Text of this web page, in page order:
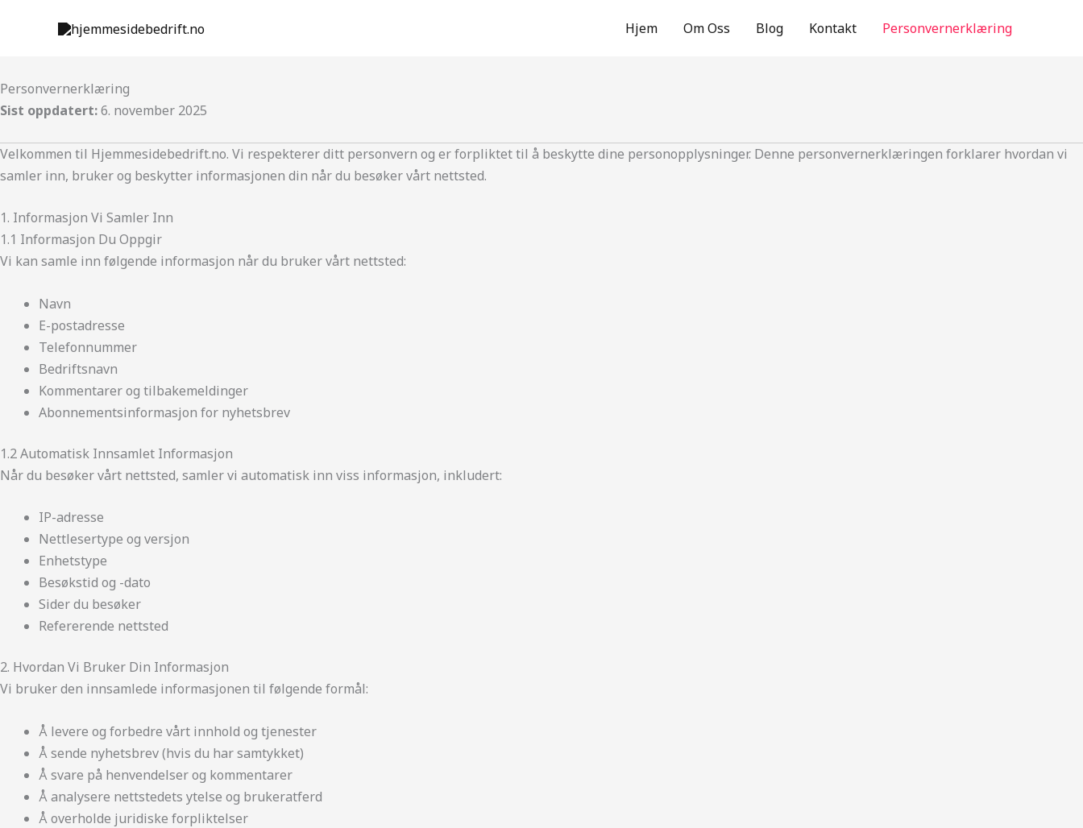
Hjem Om Oss Blog Kontakt Personvernerklæring
Personvernerklæring
Sist oppdatert:6. november 2025
Velkommen til Hjemmesidebedrift.no. Vi respekterer ditt personvern og er forpliktet til å beskytte dine personopplysninger. Denne personvernerklæringen forklarer hvordan vi
samler inn, bruker og beskytter informasjonen din når du besøker vårt nettsted.
1. Informasjon Vi Samler Inn
1.1 Informasjon Du Oppgir
Vi kan samle inn følgende informasjon når du bruker vårt nettsted:
Navn
E-postadresse
Telefonnummer
Bedriftsnavn
Kommentarer og tilbakemeldinger
Abonnementsinformasjon for nyhetsbrev
1.2 Automatisk Innsamlet Informasjon
Når du besøker vårt nettsted, samler vi automatisk inn viss informasjon, inkludert:
IP-adresse
Nettlesertype og versjon
Enhetstype
Besøkstid og -dato
Sider du besøker
Refererende nettsted
2. Hvordan Vi Bruker Din Informasjon
Vi bruker den innsamlede informasjonen til følgende formål:
Å levere og forbedre vårt innhold og tjenester
Å sende nyhetsbrev (hvis du har samtykket)
Å svare på henvendelser og kommentarer
Å analysere nettstedets ytelse og brukeratferd
Å overholde juridiske forpliktelser